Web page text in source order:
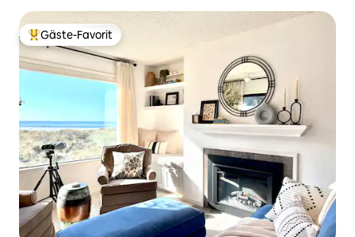
Beliebter Gäste-Favorit.
Gäste-Favorit